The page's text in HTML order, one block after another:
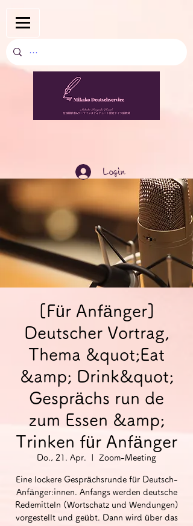
Login
[Für Anfänger]
Deutscher Vortrag,
Thema &quot;Eat
&amp; Drink&quot;
Gesprächs run de
zum Essen &amp;
Trinken für Anfänger
Do., 21. Apr. Zoom-Meeting
Eine lockere Gesprächsrunde für Deutsch-
Anfänger:innen. Anfangs werden deutsche
Redemitteln (Wortschatz und Wendungen)
vorgestellt und geübt. Dann wird über das